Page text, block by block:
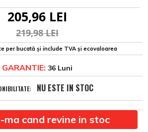
205,96 LEI
219,98 LEI
per bucată și include TVA și ecovaloarea
GARANTIE: 36 Luni
NU ESTE IN STOC
cand revine in stoc